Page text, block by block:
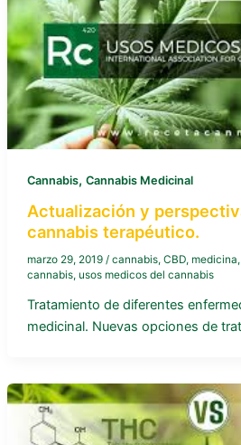
Cannabis, Cannabis Medicinal
Actualización y
cannabis terapéutico.
marzo 29, 2019 / cannabis, CBD, medicina,
cannabis, usos medicos del cannabis
Tratamiento de diferentes
medicinal. Nuevas opciones de